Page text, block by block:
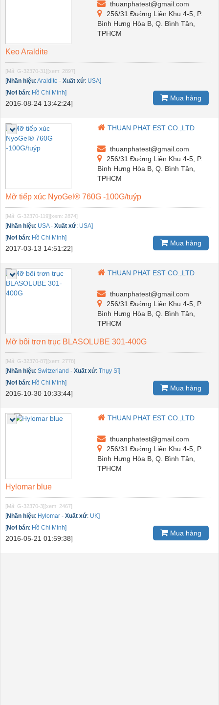
thuanphatest@gmail.com
256/31 Đường Liên Khu 4-5, P.
Bình Hưng Hòa B, Q. Bình Tân,
TPHCM
Keo Araldite
[Mã: G-32370-31][xem: 2897]
[Nhãn hiệu:Araldite - Xuất xứ: USA]
[Nơi bán: Hồ Chí Minh]
2016-08-24 13:42:24]
Mua hàng
THUAN PHAT EST CO.,LTD
thuanphatest@gmail.com
256/31 Đường Liên Khu 4-5, P.
Bình Hưng Hòa B, Q. Bình Tân,
TPHCM
Mỡ tiếp xúc NyoGel® 760G -100G/tuýp
[Mã: G-32370-119][xem: 2874]
[Nhãn hiệu: USA- Xuất xứ: USA]
[Nơi bán: Hồ Chí Minh]
2017-03-13 14:51:22]
Mua hàng
THUAN PHAT EST CO.,LTD
thuanphatest@gmail.com
256/31 Đường Liên Khu 4-5, P.
Bình Hưng Hòa B, Q. Bình Tân,
TPHCM
Mỡ bôi trơn trục BLASOLUBE 301-400G
[Mã: G-32370-87][xem: 2778]
[Nhãn hiệu: Switzerland - Xuất xứ: Thụy Sĩ]
[Nơi bán: Hồ Chí Minh]
2016-10-30 10:33:44]
Mua hàng
THUAN PHAT EST CO.,LTD
thuanphatest@gmail.com
256/31 Đường Liên Khu 4-5, P.
Bình Hưng Hòa B, Q. Bình Tân,
TPHCM
Hylomar blue
[Mã: G-32370-3][xem: 2467]
[Nhãn hiệu: Hylomar - Xuất xứ: UK]
[Nơi bán: Hồ Chí Minh]
2016-05-21 01:59:38]
Mua hàng